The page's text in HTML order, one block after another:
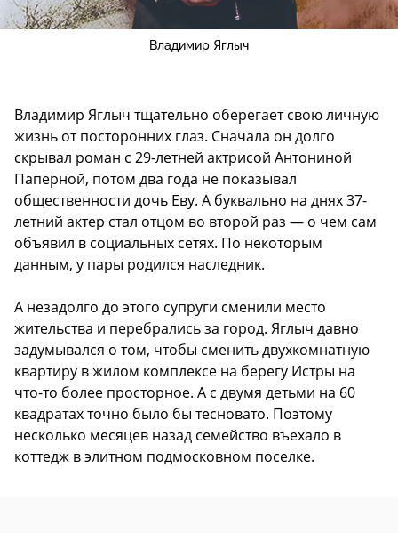
Владимир Яглыч
Владимир Яглыч тщательно оберегает свою личную
жизнь от посторонних глаз. Сначала он долго
скрывал роман с 29-летней актрисой Антониной
Паперной, потом два года не показывал
общественности дочь Еву. А буквально на днях 37-
летний актер стал отцом во второй раз — о чем сам
объявил в социальных сетях. По некоторым
данным, у пары родился наследник.
А незадолго до этого супруги сменили место
жительства и перебрались за город. Яглыч давно
задумывался о том, чтобы сменить двухкомнатную
квартиру в жилом комплексе на берегу Истры на
что-то более просторное. А с двумя детьми на 60
квадратах точно было бы тесновато. Поэтому
несколько месяцев назад семейство въехало в
коттедж в элитном подмосковном поселке.